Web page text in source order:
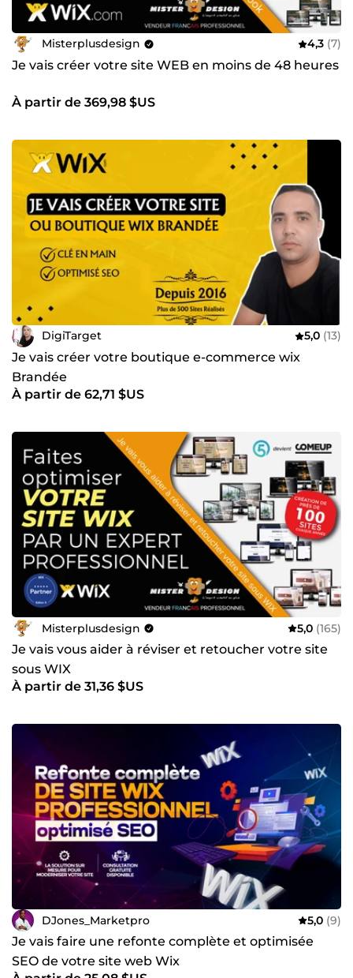
Misterplusdesign 4,3 (7)
Je vais créer votre site WEB en moins de 48 heures
À partir de 369,98 $US
DigiTarget 5,0 (13)
Je vais créer votre boutique e-commerce wix
Brandée
À partir de 62,71 $US
Misterplusdesign 5,0 (165)
Je vais vous aider à réviser et retoucher votre site
sous WIX
À partir de 31,36 $US
DJones_Marketpro 5,0 (9)
Je vais faire une refonte complète et optimisée
SEO de votre site web Wix